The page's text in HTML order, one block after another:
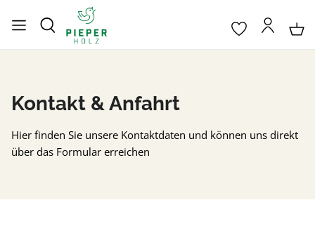
Kontakt & Anfahrt
Hier finden Sie unsere Kontaktdaten und können uns direkt
über das Formular erreichen